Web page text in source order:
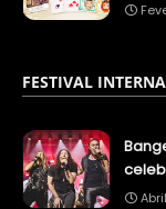
FESTIVAL